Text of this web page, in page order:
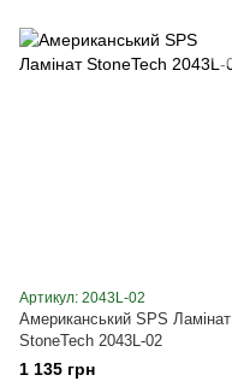
Артикул: 2043L-02
Американський SPS Ламінат
StoneTech 2043L-02
1 135 грн